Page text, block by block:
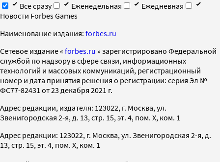
Все сразу
Еженедельная
Ежедневная
Новости Forbes Games
Наименование издания: forbes.ru
Cетевое издание « forbes.ru » зарегистрировано Федеральной
службой по надзору в сфере связи, информационных
технологий и массовых коммуникаций, регистрационный
номер и дата принятия решения о регистрации: серия Эл №
ФС77-82431 от 23 декабря 2021 г.
Адрес редакции, издателя: 123022, г. Москва, ул.
Звенигородская 2-я, д. 13, стр. 15, эт. 4, пом. X, ком. 1
Адрес редакции: 123022, г. Москва, ул. Звенигородская 2-я, д.
13, стр. 15, эт. 4, пом. X, ком. 1